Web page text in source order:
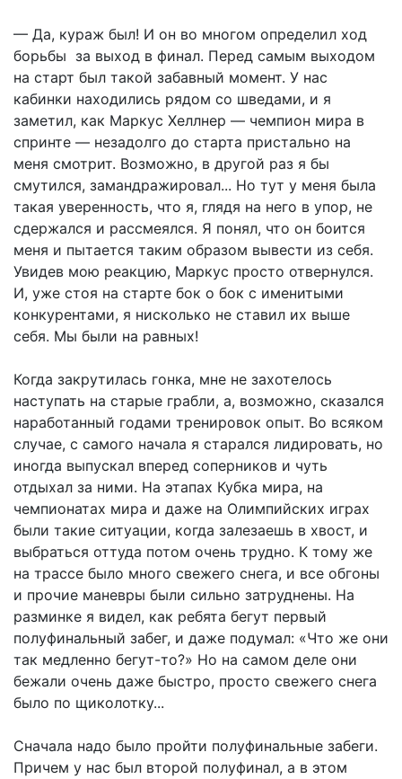
— Да, кураж был! И он во многом определил ход
борьбы за выход в финал. Перед самым выходом
на старт был такой забавный момент. У нас
кабинки находились рядом со шведами, и я
заметил, как Маркус Хеллнер — чемпион мира в
спринте — незадолго до старта пристально на
меня смотрит. Возможно, в другой раз я бы
смутился, замандражировал... Но тут у меня была
такая уверенность, что я, глядя на него в упор, не
сдержался и рассмеялся. Я понял, что он боится
меня и пытается таким образом вывести из себя.
Увидев мою реакцию, Маркус просто отвернулся.
И, уже стоя на старте бок о бок с именитыми
конкурентами, я нисколько не ставил их выше
себя. Мы были на равных!
Когда закрутилась гонка, мне не захотелось
наступать на старые грабли, а, возможно, сказался
наработанный годами тренировок опыт. Во всяком
случае, с самого начала я старал­ся лидировать, но
иногда выпускал вперед со­перников и чуть
отдыхал за ними. На этапах Кубка мира, на
чемпионатах мира и даже на Олимпийских играх
были такие си­туации, когда залезаешь в хвост, и
выбраться оттуда потом очень трудно. К тому же
на трассе было много свежего снега, и все обгоны
и прочие маневры были сильно затруднены. На
разминке я видел, как ребята бегут первый
полуфинальный забег, и даже подумал: «Что же они
так медленно бегут-то?» Но на самом деле они
бежали очень даже быстро, просто све­жего снега
было по щиколотку...
Сначала надо было пройти полуфинальные забеги.
Причем у нас был второй полуфинал, а в этом